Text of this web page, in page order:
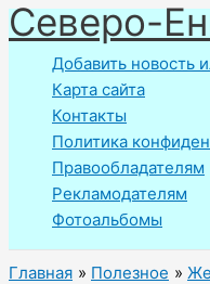
Перейти
к
содержимому
Северо-
Добавить новость
Карта сайта
Контакты
Политика
Правообладателям
Рекламодателям
Фотоальбомы
Главная Полезное